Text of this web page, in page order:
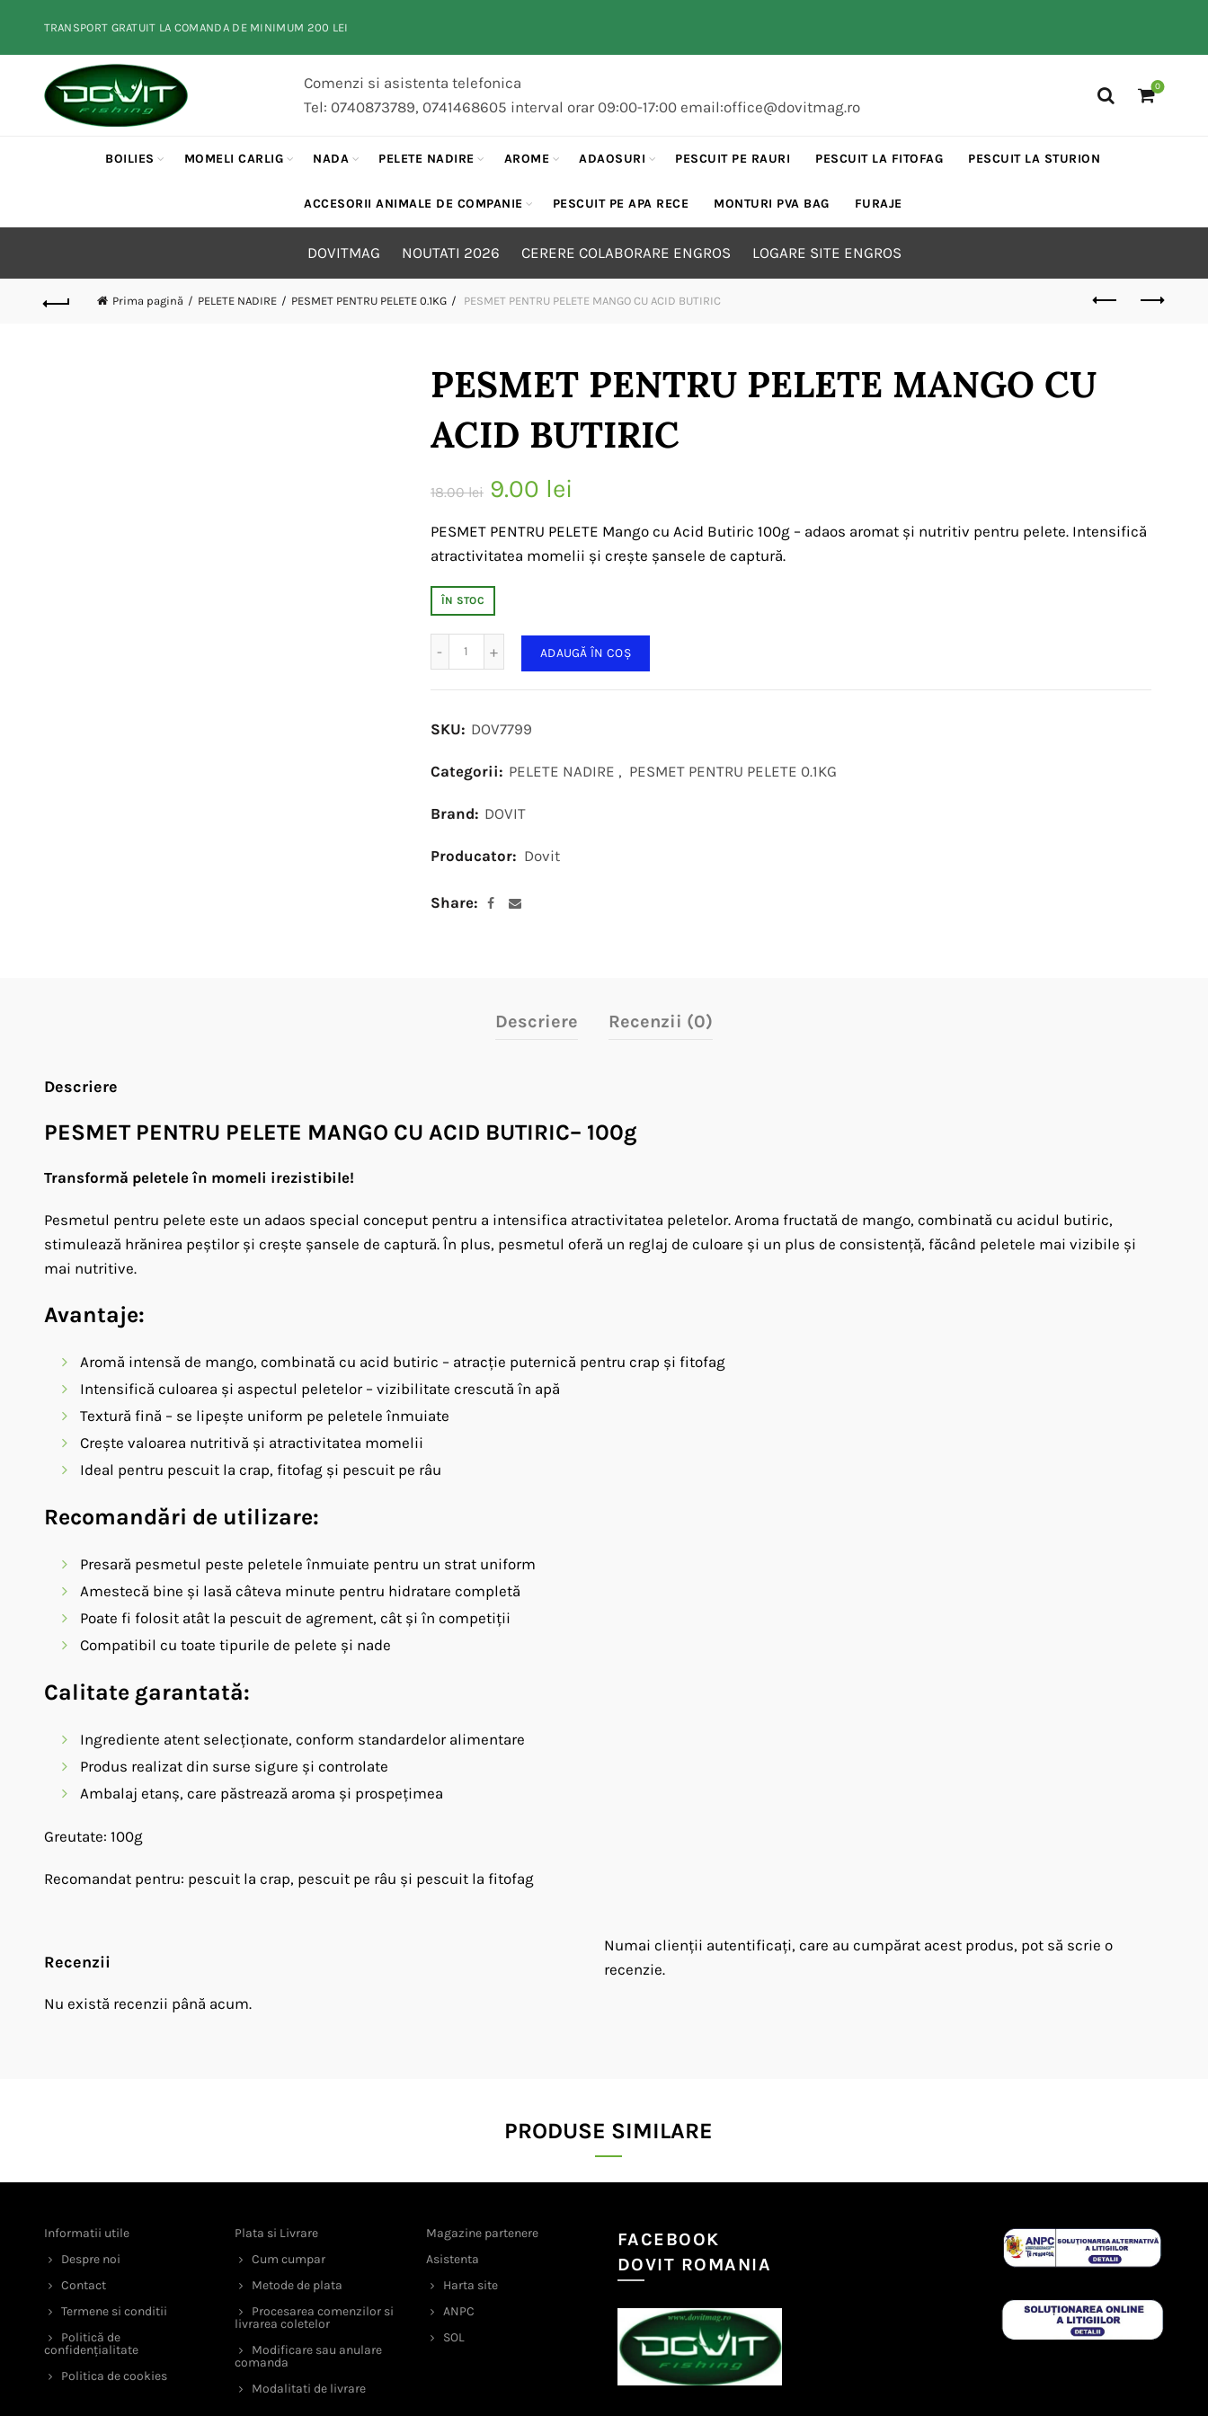
TRANSPORT GRATUIT LA COMANDA DE MINIMUM 200 LEI
Comenzi si asistenta telefonica
Tel: 0740873789, 0741468605 interval orar 09:00-17:00 email:office@dovitmag.ro
0
BOILIES MOMELI CARLIG NADA PELETE NADIRE AROME ADAOSURI PESCUIT PE RAURI PESCUIT LA FITOFAG PESCUIT LA STURION
ACCESORII ANIMALE DE COMPANIE PESCUIT PE APA RECE MONTURI PVA BAG FURAJE
DOVITMAG NOUTATI 2026 CERERE COLABORARE ENGROS LOGARE SITE ENGROS
Prima pagină PELETE NADIRE PESMET PENTRU PELETE 0.1KG PESMET PENTRU PELETE MANGO CU ACID BUTIRIC
PESMET PENTRU PELETE MANGO CU
ACID BUTIRIC
18.00lei Prețul
inițial
a
fost:
18.00 lei.
9.00 lei
curent
este:
PESMET PENTRU PELETE Mango cu Acid Butiric 100g – adaos aromat și nutritiv pentru pelete. Intensifică
atractivitatea momelii și crește șansele de captură.
ÎN STOC
ADAUGĂ ÎN COȘ
SKU: DOV7799
Categorii: PELETE NADIRE , PESMET PENTRU PELETE 0.1KG
Brand: DOVIT
Producator: Dovit
Share
Descriere Recenzii (0)
Descriere
PESMET PENTRU PELETE MANGO CU ACID BUTIRIC– 100g
Transformă peletele în momeli irezistibile!
Pesmetul pentru pelete este un adaos special conceput pentru a intensifica atractivitatea peletelor. Aroma fructată de mango, combinată cu acidul butiric,
stimulează hrănirea peștilor și crește șansele de captură. În plus, pesmetul oferă un reglaj de culoare și un plus de consistență, făcând peletele mai vizibile și
mai nutritive.
Avantaje:
Aromă intensă de mango, combinată cu acid butiric – atracție puternică pentru crap și fitofag
Intensifică culoarea și aspectul peletelor – vizibilitate crescută în apă
Textură fină – se lipește uniform pe peletele înmuiate
Crește valoarea nutritivă și atractivitatea momelii
Ideal pentru pescuit la crap, fitofag și pescuit pe râu
Recomandări de utilizare:
Presară pesmetul peste peletele înmuiate pentru un strat uniform
Amestecă bine și lasă câteva minute pentru hidratare completă
Poate fi folosit atât la pescuit de agrement, cât și în competiții
Compatibil cu toate tipurile de pelete și nade
Calitate garantată:
Ingrediente atent selecționate, conform standardelor alimentare
Produs realizat din surse sigure și controlate
Ambalaj etanș, care păstrează aroma și prospețimea
Greutate: 100g
Recomandat pentru: pescuit la crap, pescuit pe râu și pescuit la fitofag
Recenzii
Nu există recenzii până acum.
Numai clienții autentificați, care au cumpărat acest produs, pot să scrie o
recenzie.
PRODUSE SIMILARE
Informatii utile
Despre noi
Contact
Termene si conditii
Politică de
confidențialitate
Politica de cookies
Plata si Livrare
Cum cumpar
Metode de plata
Procesarea comenzilor si
livrarea coletelor
Modificare sau anulare
comanda
Modalitati de livrare
Magazine partenere
Asistenta
Harta site
ANPC
SOL
FACEBOOK
DOVIT ROMANIA